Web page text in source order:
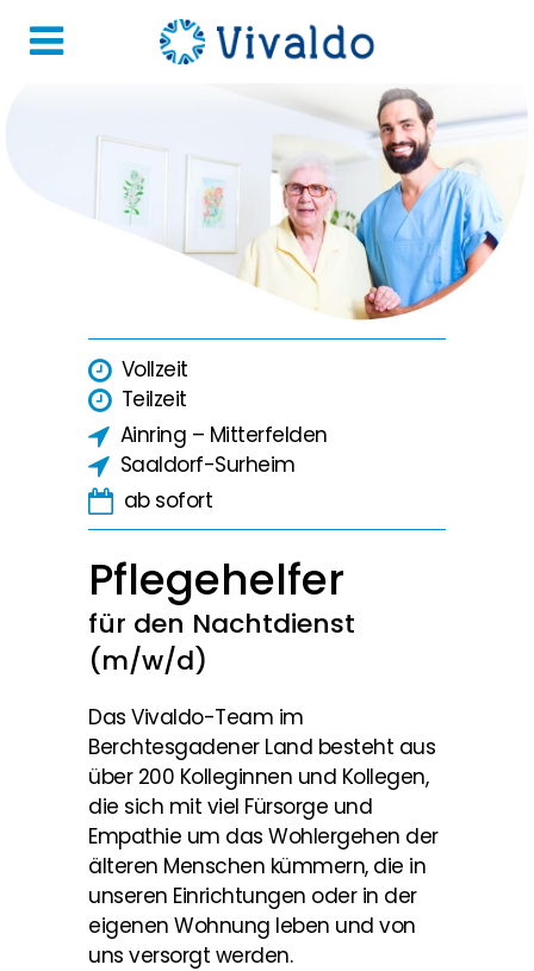
Vollzeit
Teilzeit
Ainring – Mitterfelden
Saaldorf-Surheim
ab sofort
Pflegehelfer
für den Nachtdienst
(m/w/d)
Das Vivaldo-Team im
Berchtesgadener Land besteht aus
über 200 Kolleginnen und Kollegen,
die sich mit viel Fürsorge und
Empathie um das Wohlergehen der
älteren Menschen kümmern, die in
unseren Einrichtungen oder in der
eigenen Wohnung leben und von
uns versorgt werden.